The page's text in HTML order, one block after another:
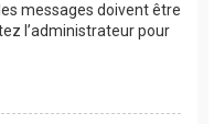
messages doivent être
l’administrateur pour